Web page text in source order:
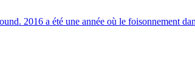
2016 a été une année où le foisonnement